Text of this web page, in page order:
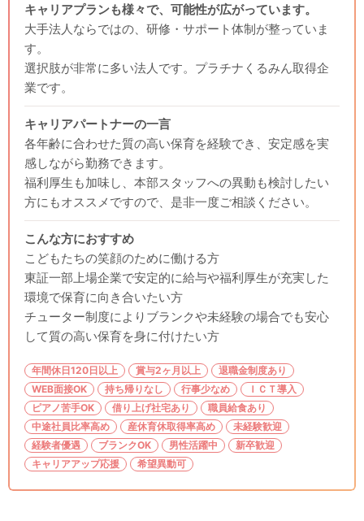
キャリアプランも様々で、可能性が広がっています。
大手法人ならではの、研修・サポート体制が整っていま
す。
選択肢が非常に多い法人です。プラチナくるみん取得企
業です。
キャリアパートナーの一言
各年齢に合わせた質の高い保育を経験でき、安定感を実
感しながら勤務できます。
福利厚生も加味し、本部スタッフへの異動も検討したい
方にもオススメですので、是非一度ご相談ください。
こんな方におすすめ
こどもたちの笑顔のために働ける方
東証一部上場企業で安定的に給与や福利厚生が充実した
環境で保育に向き合いたい方
チューター制度によりブランクや未経験の場合でも安心
して質の高い保育を身に付けたい方
年間休日120日以上 賞与2ヶ月以上
退職金制度あり
WEB面接OK
持ち帰りなし 行事少なめ
ＩＣＴ導入
ピアノ苦手OK
借り上げ社宅あり
職員給食あり
中途社員比率高め
産休育休取得率高め
未経験歓迎
経験者優遇
ブランクOK 男性活躍中
新卒歓迎
キャリアアップ応援
希望異動可